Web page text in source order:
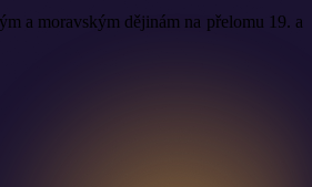
a moravským dějinám na přelomu 19. a